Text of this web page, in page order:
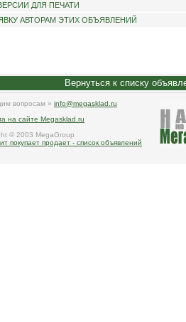
ДЛЯ ПЕЧАТИ
АВТОРАМ ЭТИХ ОБЪЯВЛЕНИЙ
Вернуться к списку
вопросам » info@megasklad.ru
на сайте Megasklad.ru
© 2003 MegaGroup
покупает продает - список объявлений